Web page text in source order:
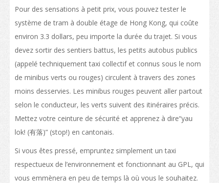
Poser votre candidature pour vos études
Poser votre candidature
Conditions d’admission
Habiter à Hong Kong
Arrivée
Hébergement
Services d’asssistance
Entrée des personnes à charge des étudiants non-locaux
Pour des sensations à petit prix, vous pouvez tester le
système de tram à double étage de Hong Kong, qui coûte
environ 3.3 dollars, peu importe la durée du trajet. Si vous
devez sortir des sentiers battus, les petits autobus publics
(appelé techniquement taxi collectif et connus sous le nom
de minibus verts ou rouges) circulent à travers des zones
moins desservies. Les minibus rouges peuvent aller partout
selon le conducteur, les verts suivent des itinéraires précis.
Mettez votre ceinture de sécurité et apprenez à dire“yau
lok! (有落)” (stop!) en cantonais.
Si vous êtes pressé, empruntez simplement un taxi
respectueux de l’environnement et fonctionnant au GPL, qui
vous emmènera en peu de temps là où vous le souhaitez.